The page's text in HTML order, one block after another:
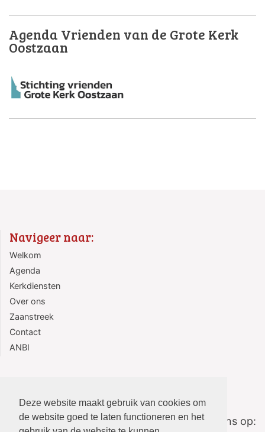
Deze website maakt gebruik van cookies om
de website goed te laten functioneren en het
Agenda Vrienden van de Grote Kerk
Oostzaan
Navigeer naar:
Welkom
Agenda
Kerkdiensten
Over ons
Zaanstreek
Contact
ANBI
Volg ons op: